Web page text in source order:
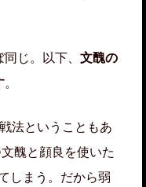
じ。以下、 文醜の
。
法ということもあ
醜と顔良を使いた
しまう。だから弱